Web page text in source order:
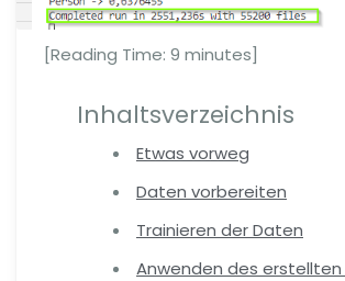
[Reading Time: 9 minutes]
Inhaltsverzeichnis
Etwas vorweg
Daten vorbereiten
Trainieren der Daten
Anwenden des erstellten